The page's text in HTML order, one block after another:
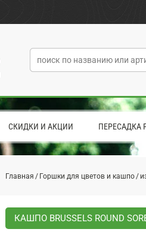
СКИДКИ И АКЦИИ ПЕРЕСАДКА
Главная Горшки для цветов и кашпо
КАШПО BRUSSELS ROUND